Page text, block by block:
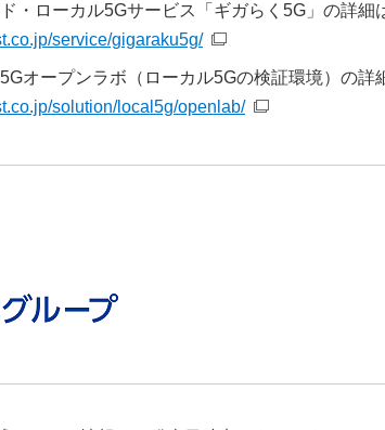
・ローカル5Gサービス「ギガらく5G」の詳細
service/gigaraku5g/
オープンラボ（ローカル5Gの検証環境）の詳
solution/local5g/openlab/